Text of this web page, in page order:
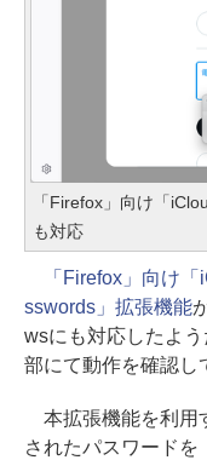
「Firefox」向け「
も対応
「Firefox」向け
sswords」拡張機能
wsにも対応したよ
部にて動作を確認し
本拡張機能を利用
されたパスワードを